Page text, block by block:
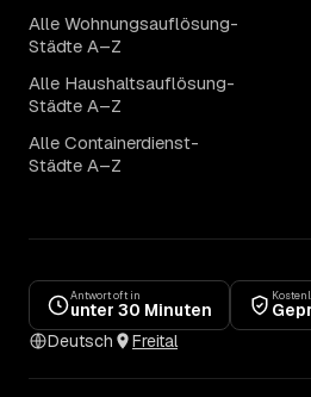
Alle Wohnungsauflösung-
Städte A–Z
Alle Haushaltsauflösung-
Städte A–Z
Alle Containerdienst-
Städte A–Z
Antwort oft in
unter 30 Minuten
Deutsch
Freital